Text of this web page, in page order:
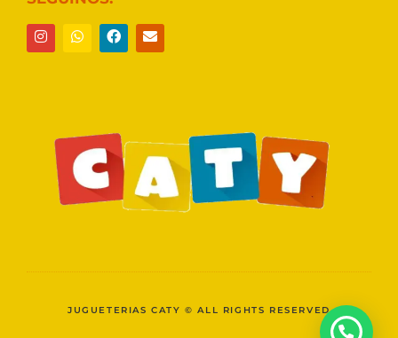
JUGUETERIAS CATY © ALL RIGHTS RESERVED